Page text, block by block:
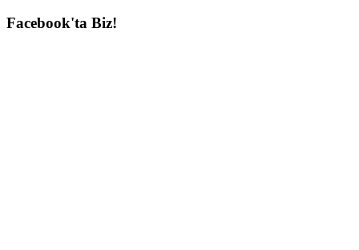
Facebook'ta Biz!